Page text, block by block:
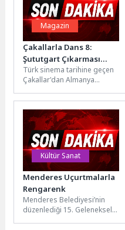
Magazin
Çakallarla Dans 8:
Şututgart Çıkarması
ekibinin okuma provası
bol kahkahayla geçti
Türk sinema tarihine geçen
Çakallar'dan Almanya
SugarWorkz, TAFF Pictures
ve CJ ENM Türkiye'nin,
yönetmenliğini...
Kültür Sanat
Menderes Uçurtmalarla
Rengarenk
Menderes Belediyesi’nin
düzenlediği 15. Geleneksel